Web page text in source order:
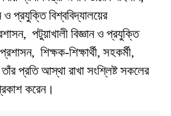
ও প্রযুক্তি বিশ্ববিদ্যালয়ের
পটুয়াখালী বিজ্ঞান ও প্রযুক্তি
শিক্ষক-শিক্ষার্থী, সহকর্মী,
প্রতি আস্থা রাখা সংশ্লিষ্ট সকলের
করেন।